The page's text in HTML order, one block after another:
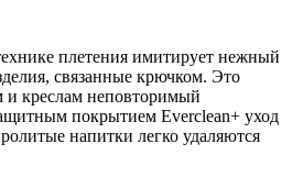
плетения имитирует нежный
связанные крючком. Это
креслам неповторимый
покрытием Everclean+ уход
напитки легко удаляются